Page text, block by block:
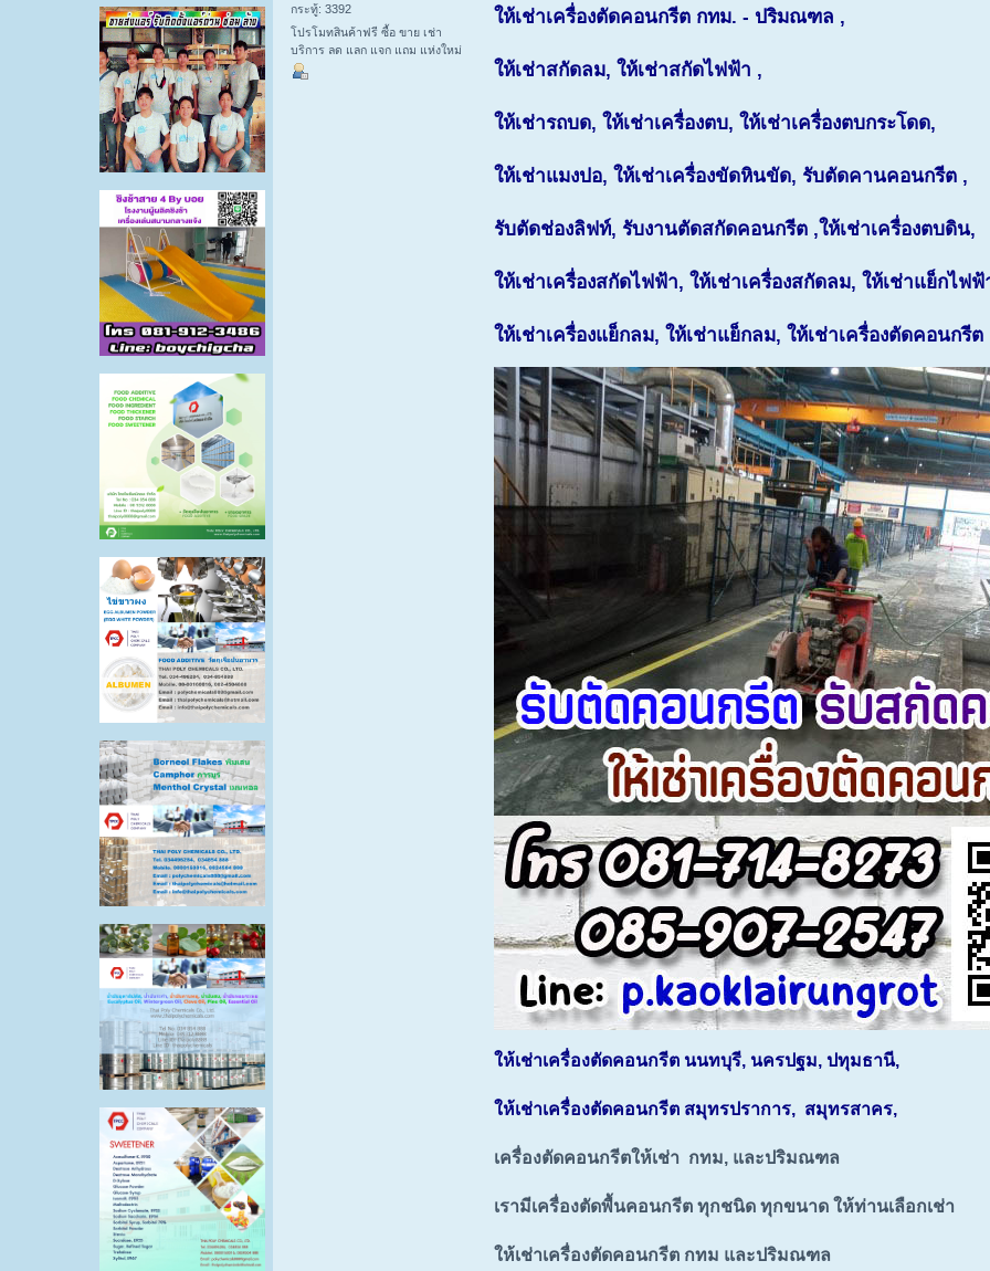
กระทู้: 3392
โปรโมทสินค้าฟรี ซื้อ ขาย เช่า
บริการ ลด แลก แจก แถม แห่งใหม่
ให้เช่าเครื่องตัดคอนกรีต กทม. - ปริมณฑล ,
ให้เช่าสกัดลม, ให้เช่าสกัดไฟฟ้า ,
ให้เช่ารถบด, ให้เช่าเครื่องตบ, ให้เช่าเครื่องตบกระโดด,
ให้เช่าแมงปอ, ให้เช่าเครื่องขัดหินขัด, รับตัดคานคอนกรีต ,
รับตัดช่องลิฟท์, รับงานตัดสกัดคอนกรีต ,ให้เช่าเครื่องตบดิน,
ให้เช่าเครื่องสกัดไฟฟ้า, ให้เช่าเครื่องสกัดลม, ให้เช่าแย็กไฟฟ้
ให้เช่าเครื่องแย็กลม, ให้เช่าแย็กลม, ให้เช่าเครื่องตัดคอนกรีต
ให้เช่าเครื่องตัดคอนกรีต นนทบุรี, นครปฐม, ปทุมธานี,
ให้เช่าเครื่องตัดคอนกรีต สมุทรปราการ, สมุทรสาคร,
เครื่องตัดคอนกรีตให้เช่า กทม, และปริมณฑล
เรามีเครื่องตัดพื้นคอนกรีต ทุกชนิด ทุกขนาด ให้ท่านเลือกเช่า
ให้เช่าเครื่องตัดคอนกรีต กทม และปริมณฑล